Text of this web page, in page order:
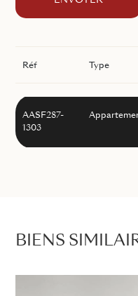
Réf Type
AASF287-
1303
BIENS